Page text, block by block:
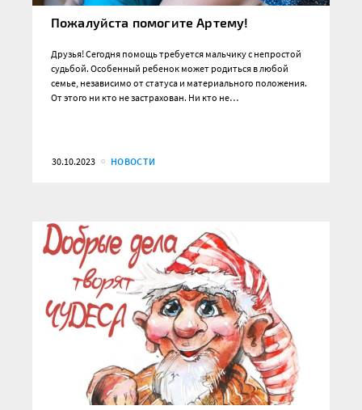
Пожалуйста помогите Артему!
Друзья! Сегодня помощь требуется мальчику с непростой
судьбой. Особенный ребенок может родиться в любой
семье, независимо от статуса и материального положения.
От этого ни кто не застрахован. Ни кто не…
30.10.2023 НОВОСТИ